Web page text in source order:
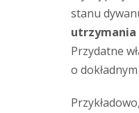
stanu
utrzymania
Przydatne
o